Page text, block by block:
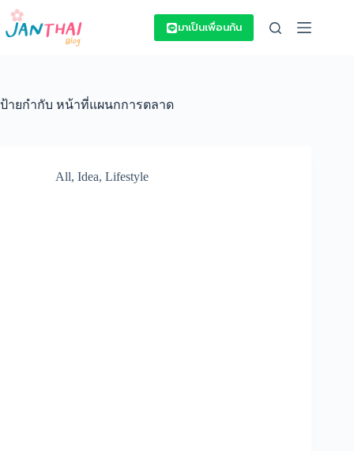
Skip
content
มาเป็นเพื่อนกัน
ป้ายกำกับ หน้าที่แผนกการตลาด
All, Idea, Lifestyle